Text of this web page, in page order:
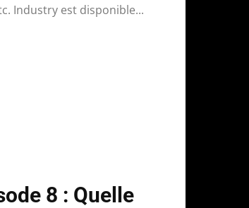
Industry est disponible...
8 : Quelle